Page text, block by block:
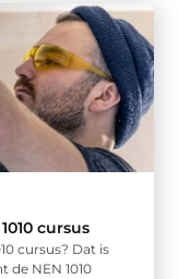
cursus
cursus? Dat is
NEN 1010